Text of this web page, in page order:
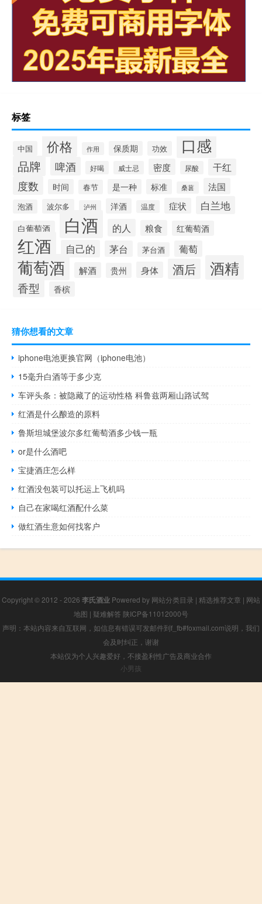
标签
中国 价格 作用 保质期 功效 口感
品牌 啤酒 好喝 威士忌 密度 尿酸 干红
度数 时间 春节 是一种 标准 桑葚 法国
泡酒 波尔多 泸州 洋酒 温度 症状 白兰地
白葡萄酒 白酒 的人 粮食 红葡萄酒
红酒 自己的 茅台 茅台酒 葡萄
葡萄酒 解酒 贵州 身体 酒后 酒精
香型 香槟
猜你想看的文章
iphone电池更换官网（iphone电池）
15毫升白酒等于多少克
车评头条：被隐藏了的运动性格 科鲁兹两厢山路试驾
红酒是什么酿造的原料
鲁斯坦城堡波尔多红葡萄酒多少钱一瓶
or是什么酒吧
宝捷酒庄怎么样
红酒没包装可以托运上飞机吗
自己在家喝红酒配什么菜
做红酒生意如何找客户
Copyright © 2012 - 2026 李氏酒业 Powered by 网站分类目录 | 精选推荐文章 | 网站
地图 | 疑难解答 陕ICP备11012000号
声明：本站内容来自互联网，如信息有错误可发邮件到f_fb#foxmail.com说明，我们
会及时纠正，谢谢
本站仅为个人兴趣爱好，不接盈利性广告及商业合作
小男孩